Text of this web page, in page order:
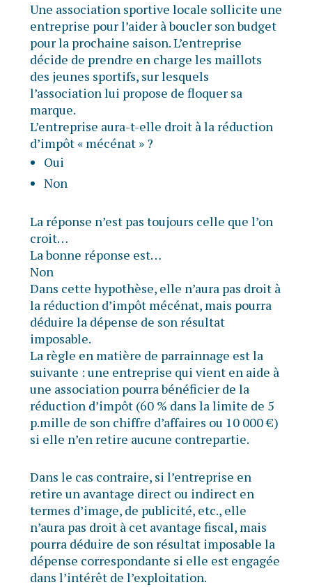
Une association sportive locale sollicite une
entreprise pour l’aider à boucler son budget
pour la prochaine saison. L’entreprise
décide de prendre en charge les maillots
des jeunes sportifs, sur lesquels
l’association lui propose de floquer sa
marque.
L’entreprise aura-t-elle droit à la réduction
d’impôt « mécénat » ?
Oui
Non
La réponse n’est pas toujours celle que l’on
croit…
La bonne réponse est…
Non
Dans cette hypothèse, elle n’aura pas droit à
la réduction d’impôt mécénat, mais pourra
déduire la dépense de son résultat
imposable.
La règle en matière de parrainnage est la
suivante : une entreprise qui vient en aide à
une association pourra bénéficier de la
réduction d’impôt (60 % dans la limite de 5
p.mille de son chiffre d’affaires ou 10 000 €)
si elle n’en retire aucune contrepartie.
Dans le cas contraire, si l’entreprise en
retire un avantage direct ou indirect en
termes d’image, de publicité, etc., elle
n’aura pas droit à cet avantage fiscal, mais
pourra déduire de son résultat imposable la
dépense correspondante si elle est engagée
dans l’intérêt de l’exploitation.